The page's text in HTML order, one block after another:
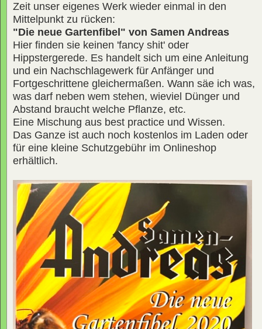
Zeit unser eigenes Werk wieder einmal in den
Mittelpunkt zu rücken:
"Die neue Gartenfibel" von Samen Andreas
Hier finden sie keinen 'fancy shit' oder
Hippstergerede. Es handelt sich um eine Anleitung
und ein Nachschlagewerk für Anfänger und
Fortgeschrittene gleichermaßen. Wann säe ich was,
was darf neben wem stehen, wieviel Dünger und
Abstand braucht welche Pflanze, etc.
Eine Mischung aus best practice und Wissen.
Das Ganze ist auch noch kostenlos im Laden oder
für eine kleine Schutzgebühr im Onlineshop
erhältlich.